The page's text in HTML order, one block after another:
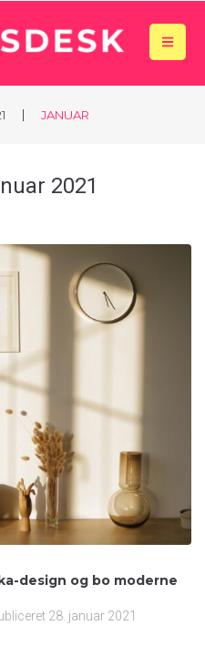
| JANUAR
2021
design og bo moderne
28. januar 2021